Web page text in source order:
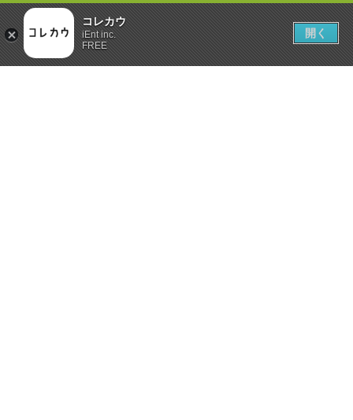
コレカウ
iEnt inc.
FREE
開く